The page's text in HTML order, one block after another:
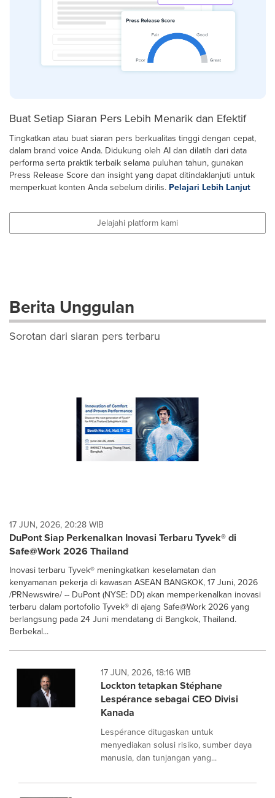
Buat Setiap Siaran Pers Lebih Menarik dan Efektif
Tingkatkan atau buat siaran pers berkualitas tinggi dengan cepat,
dalam brand voice Anda. Didukung oleh AI dan dilatih dari data
performa serta praktik terbaik selama puluhan tahun, gunakan
Press Release Score dan insight yang dapat ditindaklanjuti untuk
memperkuat konten Anda sebelum dirilis. Pelajari Lebih Lanjut
Jelajahi platform kami
Berita Unggulan
Sorotan dari siaran pers terbaru
17 JUN, 2026, 20:28 WIB
DuPont Siap Perkenalkan Inovasi Terbaru Tyvek® di
Safe@Work 2026 Thailand
Inovasi terbaru Tyvek® meningkatkan keselamatan dan
kenyamanan pekerja di kawasan ASEAN BANGKOK, 17 Juni, 2026
/PRNewswire/ -- DuPont (NYSE: DD) akan memperkenalkan inovasi
terbaru dalam portofolio Tyvek® di ajang Safe@Work 2026 yang
berlangsung pada 24 Juni mendatang di Bangkok, Thailand.
Berbekal...
17 JUN, 2026, 18:16 WIB
Lockton tetapkan Stéphane
Lespérance sebagai CEO Divisi
Kanada
Lespérance ditugaskan untuk
menyediakan solusi risiko, sumber daya
manusia, dan tunjangan yang...